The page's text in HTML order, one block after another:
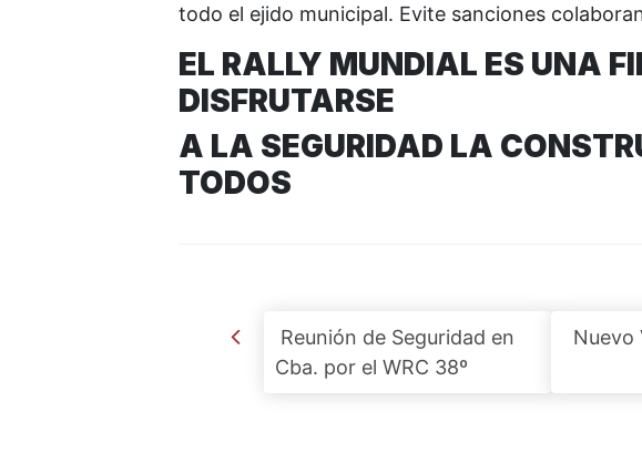
todo el ejido municipal. Evite sanciones
EL RALLY MUNDIAL ES UNA
DISFRUTARSE
A LA SEGURIDAD LA
TODOS
Post navigation
Reunión de Seguridad en
Cba. por el WRC 38º
Nuevo